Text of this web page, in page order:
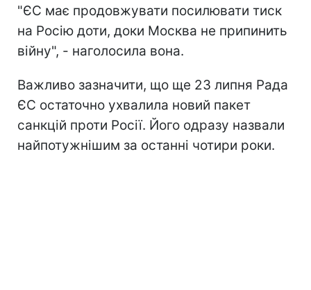
"ЄС має продовжувати посилювати тиск
на Росію доти, доки Москва не припинить
війну", - наголосила вона.
Важливо зазначити, що ще 23 липня Рада
ЄС остаточно ухвалила новий пакет
санкцій проти Росії. Його одразу назвали
найпотужнішим за останні чотири роки.